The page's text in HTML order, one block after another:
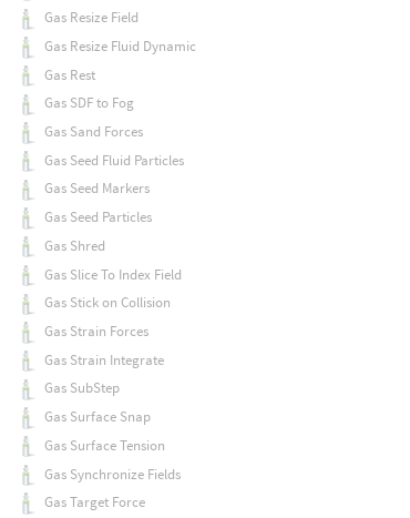
Gas Resize Field
Gas Resize Fluid Dynamic
Gas Rest
Gas SDF to Fog
Gas Sand Forces
Gas Seed Fluid Particles
Gas Seed Markers
Gas Seed Particles
Gas Shred
Gas Slice To Index Field
Gas Stick on Collision
Gas Strain Forces
Gas Strain Integrate
Gas SubStep
Gas Surface Snap
Gas Surface Tension
Gas Synchronize Fields
Gas Target Force